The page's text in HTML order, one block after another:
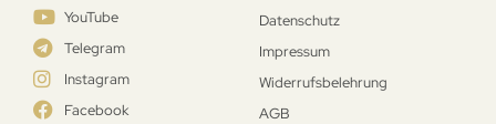
YouTube
Telegram
Instagram
Facebook
Datenschutz
Impressum
Widerrufsbelehrung
AGB